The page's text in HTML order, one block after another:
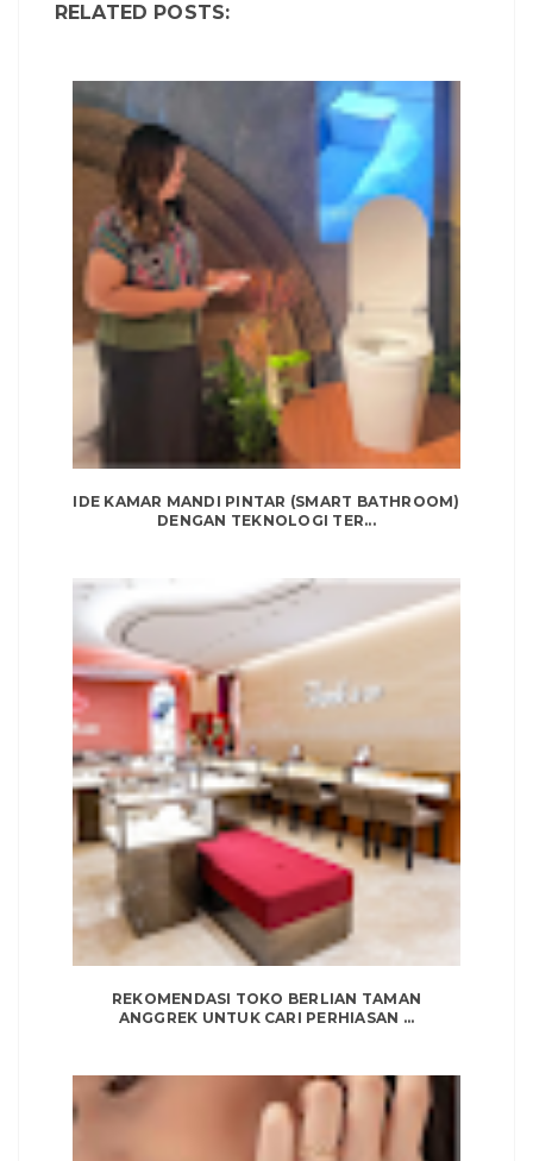
RELATED POSTS:
IDE KAMAR MANDI PINTAR (SMART BATHROOM)
DENGAN TEKNOLOGI TER...
REKOMENDASI TOKO BERLIAN TAMAN
ANGGREK UNTUK CARI PERHIASAN ...